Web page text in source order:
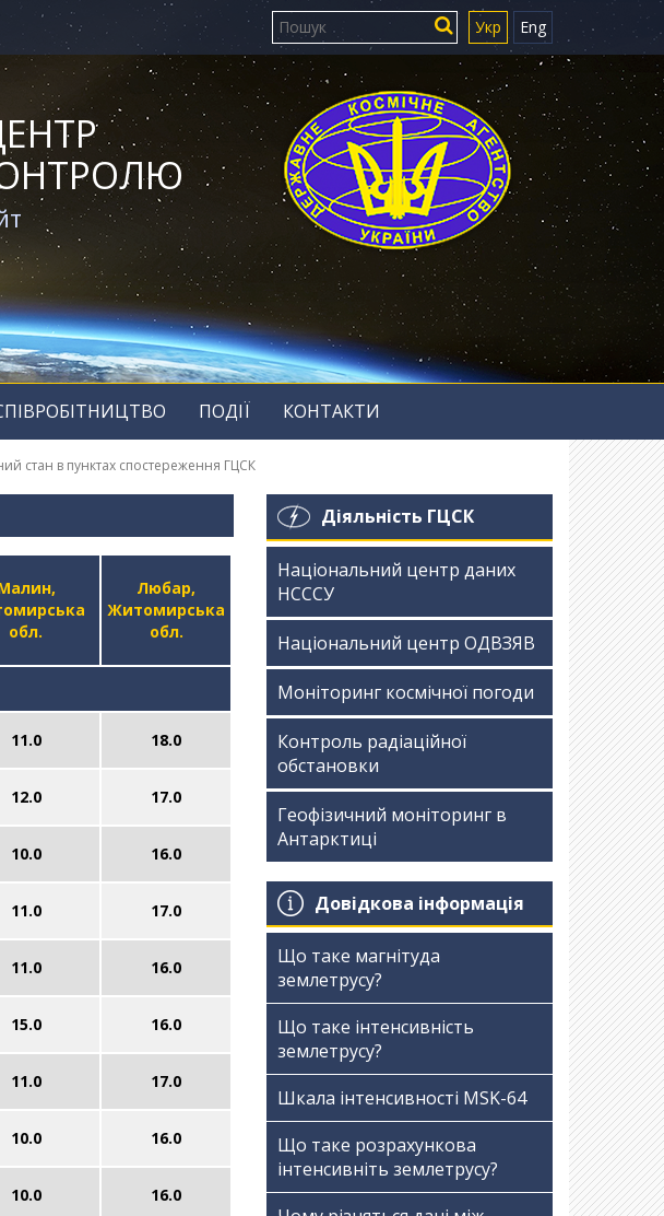
Укр Eng
ПОДІЇ КОНТАКТИ
стан в пунктах спостереження ГЦСК
обл.
Любар,
Житомирська
обл.
11.0 18.0
12.0 17.0
10.0 16.0
11.0 17.0
11.0 16.0
15.0 16.0
11.0 17.0
10.0 16.0
10.0 16.0
Діяльність ГЦСК
Національний центр даних
НСССУ
Національний центр ОДВЗЯВ
Моніторинг космічної погоди
Контроль радіаційної
обстановки
Геофізичний моніторинг в
Антарктиці
Довідкова інформація
Що таке магнітуда
землетрусу?
Що таке інтенсивність
землетрусу?
Шкала інтенсивності МSK-64
Що таке розрахункова
інтенсивніть землетрусу?